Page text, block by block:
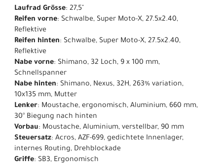
Laufrad Grösse: 27,5"
Reifen vorne: Schwalbe, Super Moto-X, 27.5x2.40,
Reflektive
Reifen hinten: Schwalbe, Super Moto-X, 27.5x2.40,
Reflektive
Nabe vorne: Shimano, 32 Loch, 9 x 100 mm,
Schnellspanner
Nabe hinten: Shimano, Nexus, 32H, 263% variation,
10x135 mm, Mutter
Lenker: Moustache, ergonomisch, Aluminium, 660 mm,
30° Biegung nach hinten
Vorbau: Moustache, Aluminium, verstellbar, 90 mm
Steuersatz: Acros, AZF-699, gedichtete Innenlager,
internes Routing, Drehblockade
Griffe: SB3, Ergonomisch